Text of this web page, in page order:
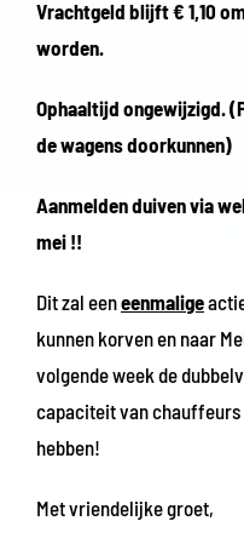
Vrachtgeld blijft € 1,10
worden.
Ophaaltijd ongewijzigd.
de wagens doorkunnen)
Aanmelden duiven via
mei !!
Dit zal eeneenmalige
kunnen korven en naar
volgende week de
capaciteit van
hebben!
Met vriendelijke groet,